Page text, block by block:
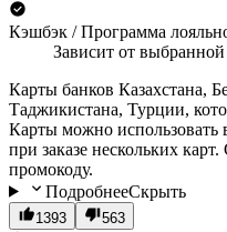
Кэшбэк / Программа
Зависит от
Карты банков Казахстана,
Таджикистана, Турции,
Карты можно использовать
при заказе нескольких
промокоду.
ПодробнееСкрыть
1393 563